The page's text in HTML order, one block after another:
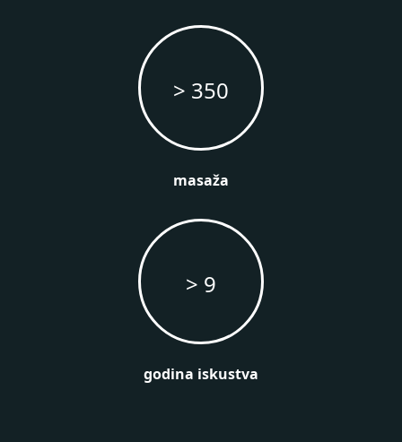
> 350
masaža
> 9
godina iskustva